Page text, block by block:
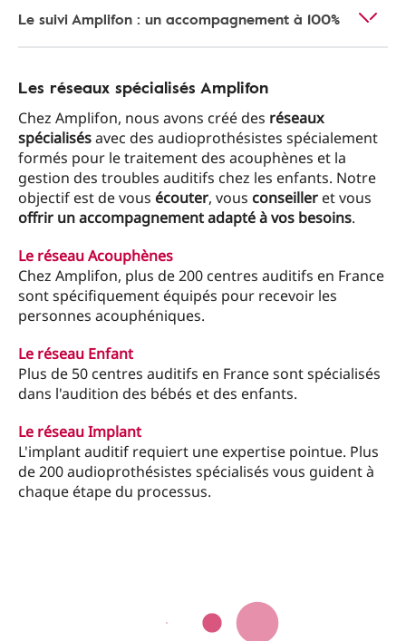
Le suivi Amplifon : un accompagnement à 100%
Les réseaux spécialisés Amplifon
Chez Amplifon, nous avons créé des réseaux
spécialisésavec des audioprothésistes spécialement
formés pour le traitement des acouphènes et la
gestion des troubles auditifs chez les enfants. Notre
objectif est de vous écouter, vous conseiller et vous
offrir un accompagnement adapté à vos besoins.
Le réseau Acouphènes
Chez Amplifon, plus de 200 centres auditifs en France
sont spécifiquement équipés pour recevoir les
personnes acouphéniques.
Le réseau Enfant
Plus de 50 centres auditifs en France sont spécialisés
dans l'audition des bébés et des enfants.
Le réseau Implant
L'implant auditif requiert une expertise pointue. Plus
de 200 audioprothésistes spécialisés vous guident à
chaque étape du processus.